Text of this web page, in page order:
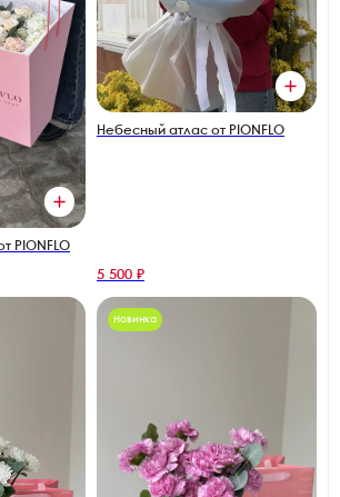
PIONFLO
Небесный атлас от PIONFLO
5 500 ₽
Новинка